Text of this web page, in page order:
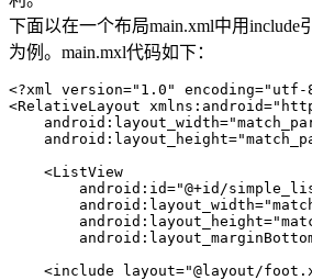
下面以在一个布局main.xml中用include
为例。main.mxl代码如下：
<?xml version="1.0" encoding="utf-
<RelativeLayout
    <ListView
android:id="@+id/
<include layout="@layout/